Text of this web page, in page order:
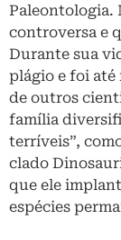
Paleontologia.
controversa e
Durante sua
plágio e foi até
de outros
família
terríveis”,
clado
que ele
espécies